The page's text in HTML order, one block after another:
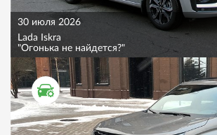
30 июля 2026
Lada Iskra
"Огонька не найдется?"
ТЕСТ ДРАЙВ